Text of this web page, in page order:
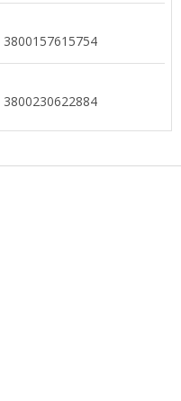
3800157615754
3800230622884